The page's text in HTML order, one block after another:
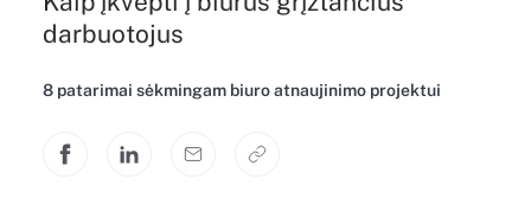
darbuotojus
8 patarimai sėkmingam biuro atnaujinimo projektui